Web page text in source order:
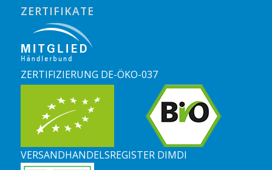
ZERTIFIKATE
ZERTIFIZIERUNG DE-ÖKO-037
VERSANDHANDELSREGISTER DIMDI